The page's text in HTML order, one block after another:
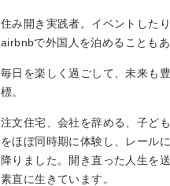
住み開き実践者。イベントした
airbnbで外国人を泊めることもあ
毎日を楽しく過ごして、未来も
標。
注文住宅、会社を辞める、子ど
をほぼ同時期に体験し、レール
降りました。開き直った人生を
素直に生きています。